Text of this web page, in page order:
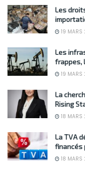
Les
19
Les
frappes,
19
La
Rising
18
La TVA
financés
18